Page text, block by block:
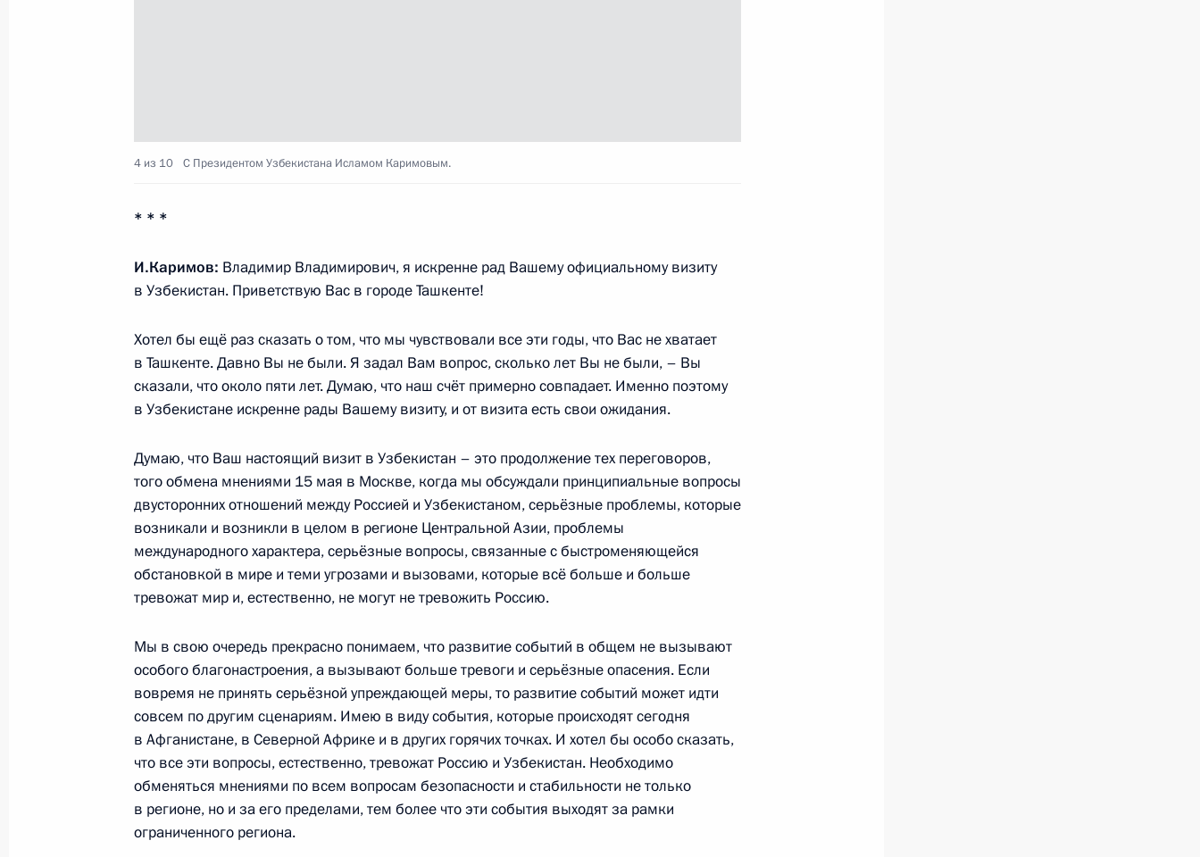
Каримовым
30 января 2013 года, 14:00
В Пекине состоялся саммит Шанхайской организации
сотрудничества
Визит в Узбекистан
4 июня 2012 года, 21:45
29 мая 2012 года, 10:00
Неформальное заседание Совета глав государств СНГ
15 мая 2012 года, 20:30
Встреча с Президентом Узбекистана Исламом Каримовым
4 из 10 С Президентом Узбекистана Исламом Каримовым.
* * *
И.Каримов: Владимир Владимирович, я искренне рад Вашему официальному визиту
в Узбекистан. Приветствую Вас в городе Ташкенте!
Хотел бы ещё раз сказать о том, что мы чувствовали все эти годы, что Вас не хватает
в Ташкенте. Давно Вы не были. Я задал Вам вопрос, сколько лет Вы не были, – Вы
сказали, что около пяти лет. Думаю, что наш счёт примерно совпадает. Именно поэтому
в Узбекистане искренне рады Вашему визиту, и от визита есть свои ожидания.
Думаю, что Ваш настоящий визит в Узбекистан – это продолжение тех переговоров,
того обмена мнениями 15 мая в Москве, когда мы обсуждали принципиальные вопросы
двусторонних отношений между Россией и Узбекистаном, серьёзные проблемы, которые
возникали и возникли в целом в регионе Центральной Азии, проблемы
международного характера, серьёзные вопросы, связанные с быстроменяющейся
обстановкой в мире и теми угрозами и вызовами, которые всё больше и больше
тревожат мир и, естественно, не могут не тревожить Россию.
Мы в свою очередь прекрасно понимаем, что развитие событий в общем не вызывают
особого благонастроения, а вызывают больше тревоги и серьёзные опасения. Если
вовремя не принять серьёзной упреждающей меры, то развитие событий может идти
совсем по другим сценариям. Имею в виду события, которые происходят сегодня
в Афганистане, в Северной Африке и в других горячих точках. И хотел бы особо сказать,
что все эти вопросы, естественно, тревожат Россию и Узбекистан. Необходимо
обменяться мнениями по всем вопросам безопасности и стабильности не только
в регионе, но и за его пределами, тем более что эти события выходят за рамки
ограниченного региона.